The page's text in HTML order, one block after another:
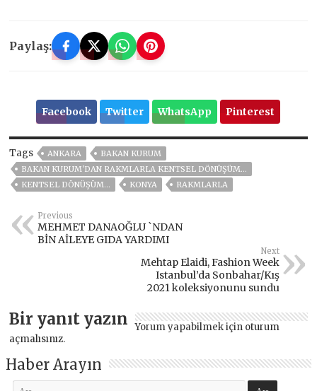
Paylaş:
Facebook Twitter WhatsApp Pinterest
Tags ANKARA
BAKAN KURUM
BAKAN KURUM'DAN RAKMLARLA KENTSEL DÖNÜŞÜM...
KENTSEL DÖNÜŞÜM...
KONYA RAKMLARLA
Previous
MEHMET DANAOĞLU `NDAN
BİN AİLEYE GIDA YARDIMI
Next
Mehtap Elaidi, Fashion Week
Istanbul’da Sonbahar/Kış
2021 koleksiyonunu sundu
Bir yanıt yazın Yorum yapabilmek için oturum
açmalısınız.
Haber Arayın